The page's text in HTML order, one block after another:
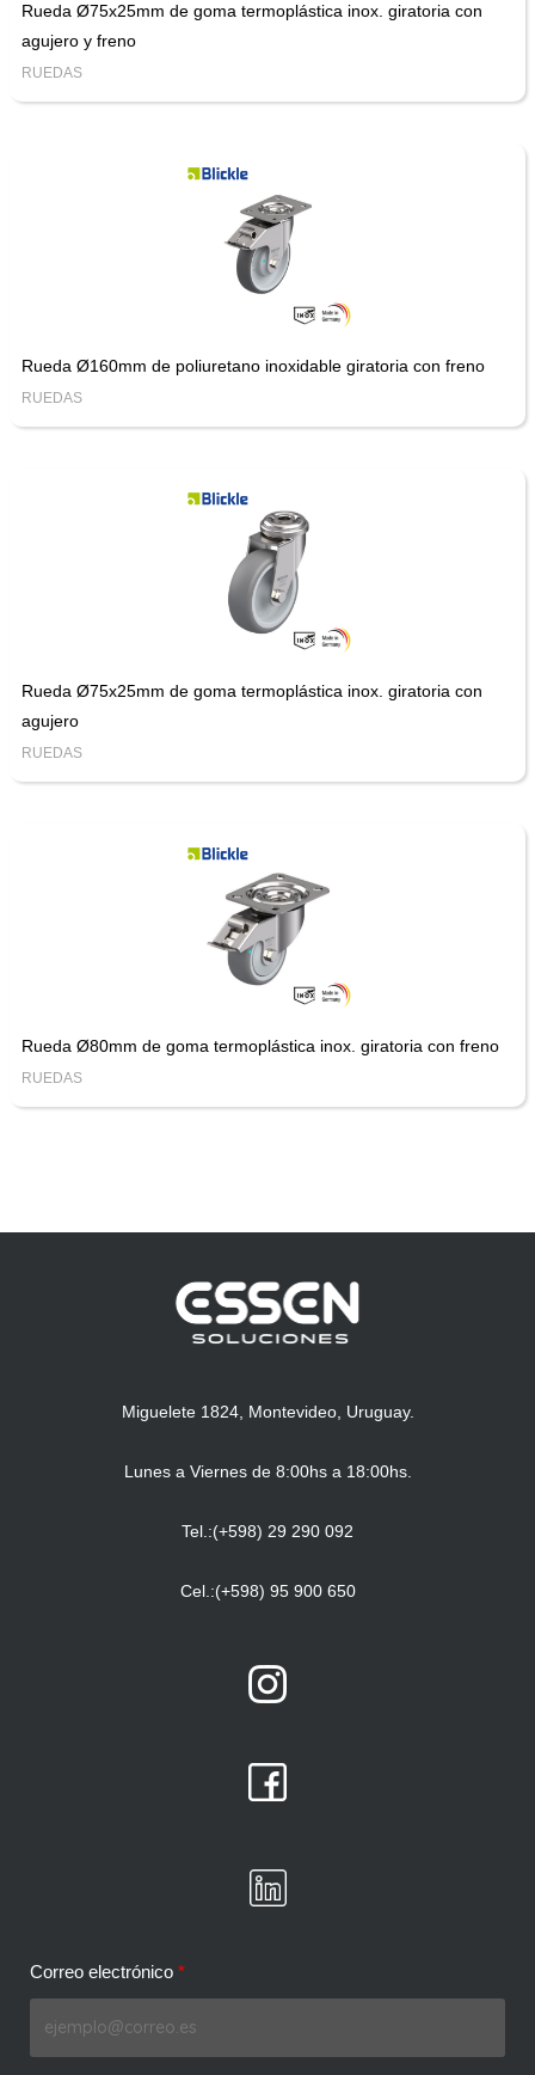
Rueda Ø75x25mm de goma termoplástica inox. giratoria con
agujero y freno
RUEDAS
Rueda Ø160mm de poliuretano inoxidable giratoria con freno
RUEDAS
Rueda Ø75x25mm de goma termoplástica inox. giratoria con
agujero
RUEDAS
Rueda Ø80mm de goma termoplástica inox. giratoria con freno
RUEDAS
Miguelete 1824, Montevideo, Uruguay.
Lunes a Viernes de 8:00hs a 18:00hs.
Tel.:(+598) 29 290 092
Cel.:(+598) 95 900 650
Correo electrónico